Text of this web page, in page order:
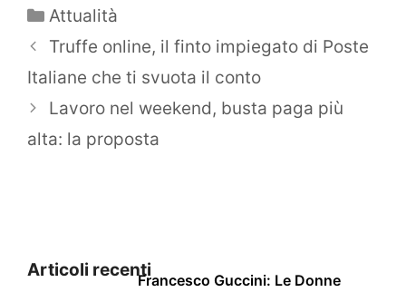
Categorie
Attualità
Truffe online, il finto impiegato di Poste
Italiane che ti svuota il conto
Lavoro nel weekend, busta paga più
alta: la proposta
Articoli recentiFrancesco Guccini: Le Donne